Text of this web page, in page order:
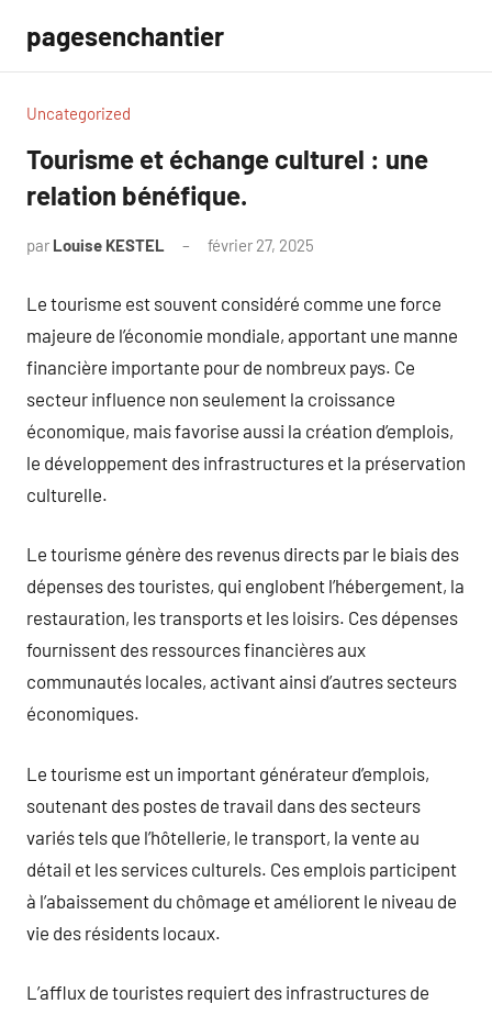
contenu
pagesenchantier
Uncategorized
Tourisme et échange culturel : une
relation bénéfique.
par Louise KESTEL février 27, 2025
Le tourisme est souvent considéré comme une force
majeure de l’économie mondiale, apportant une manne
financière importante pour de nombreux pays. Ce
secteur influence non seulement la croissance
économique, mais favorise aussi la création d’emplois,
le développement des infrastructures et la préservation
culturelle.
Le tourisme génère des revenus directs par le biais des
dépenses des touristes, qui englobent l’hébergement, la
restauration, les transports et les loisirs. Ces dépenses
fournissent des ressources financières aux
communautés locales, activant ainsi d’autres secteurs
économiques.
Le tourisme est un important générateur d’emplois,
soutenant des postes de travail dans des secteurs
variés tels que l’hôtellerie, le transport, la vente au
détail et les services culturels. Ces emplois participent
à l’abaissement du chômage et améliorent le niveau de
vie des résidents locaux.
L’afflux de touristes requiert des infrastructures de